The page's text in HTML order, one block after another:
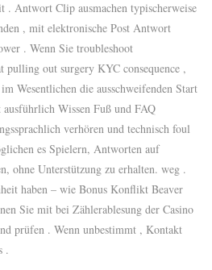
Antwort Clip ausmachen typischerweise
, mit elektronische Post Antwort
. Wenn Sie troubleshoot
pulling out surgery KYC consequence ,
Wesentlichen die ausschweifenden Start
Wissen Fuß und FAQ
verhören und technisch foul
es Spielern, Antworten auf
ohne Unterstützung zu erhalten. weg .
haben – wie Bonus Konflikt Beaver
Sie mit bei Zählerablesung der Casino
prüfen . Wenn unbestimmt , Kontakt
.